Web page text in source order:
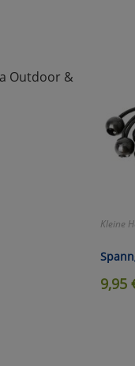
Outdoor &
Kleine
9,95